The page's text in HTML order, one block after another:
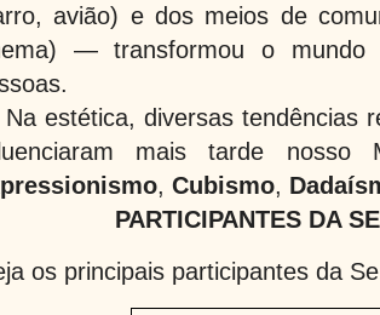
avião) e dos meios de
— transformou o
Na estética, diversas tendências
mais tarde nosso
, Cubismo,
PARTICIPANTES DA
os principais participantes da